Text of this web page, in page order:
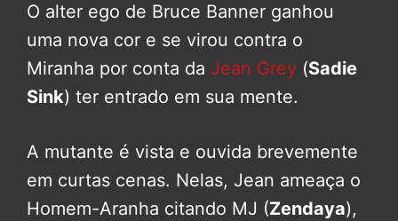
O alter ego de Bruce Banner ganhou
uma nova cor e se virou contra o
Miranha por conta da Jean Grey (Sadie
Sink) ter entrado em sua mente.
A mutante é vista e ouvida brevemente
em curtas cenas. Nelas, Jean ameaça o
Homem-Aranha citando MJ (Zendaya),